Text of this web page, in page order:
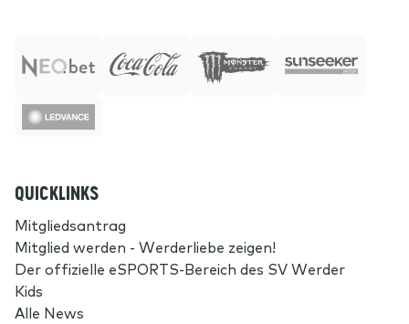
QUICKLINKS
Mitgliedsantrag
Mitglied werden - Werderliebe zeigen!
Der offizielle eSPORTS-Bereich des SV Werder
Kids
Alle News